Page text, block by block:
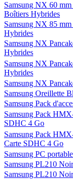
Samsung NX 60
Boîtiers Hybrides
Samsung NX 85
Hybrides
Samsung NX
Hybrides
Samsung NX
Hybrides
Samsung NX
Samsung Oreillette
Samsung Pack
Samsung Pack
SDHC 4 Go
Samsung Pack
Carte SDHC 4 Go
Samsung PC
Samsung PL210 Noir
Samsung PL210